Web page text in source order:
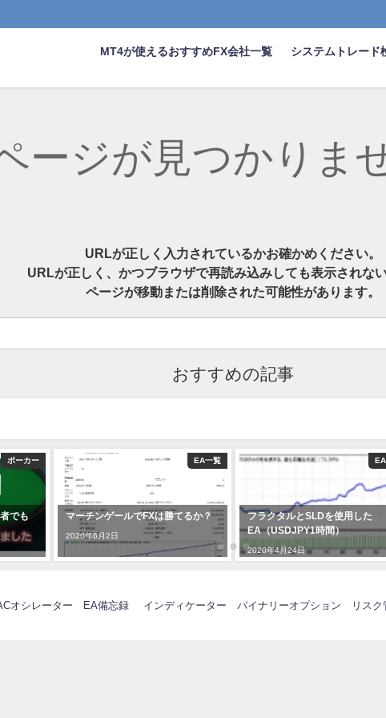
MT4が使えるおすすめFX会社一覧 システムトレード
ージが見つかりま
URLが正しく入力されているかお確かめください。
URLが正しく、かつブラウザで再読み込みしても表示されない
ページが移動または削除された可能性があります。
おすすめの記事
ポーカー
でも
EA一覧
マーチンゲールでFXは勝てるか？
2020年6月2日
フラクタルとSLDを使用した
EA（USDJPY1時間）
2020年4月24日
オシレーター EA備忘録 インディケーター バイナリーオプション リス